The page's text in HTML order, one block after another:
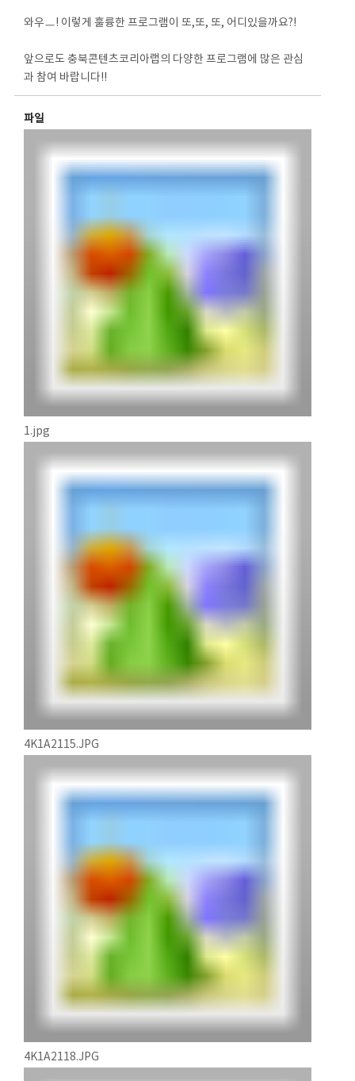
와우ㅡ! 이렇게 훌륭한 프로그램이 또,또, 또, 어디있을까요?!
앞으로도 충북콘텐츠코리아랩의 다양한 프로그램에 많은 관심
과 참여 바랍니다!!
파일
1.jpg
4K1A2115.JPG
4K1A2118.JPG